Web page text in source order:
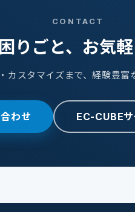
CONTACT
りごと、お気
カスタマイズまで、経験豊富
わせ EC-CUBE